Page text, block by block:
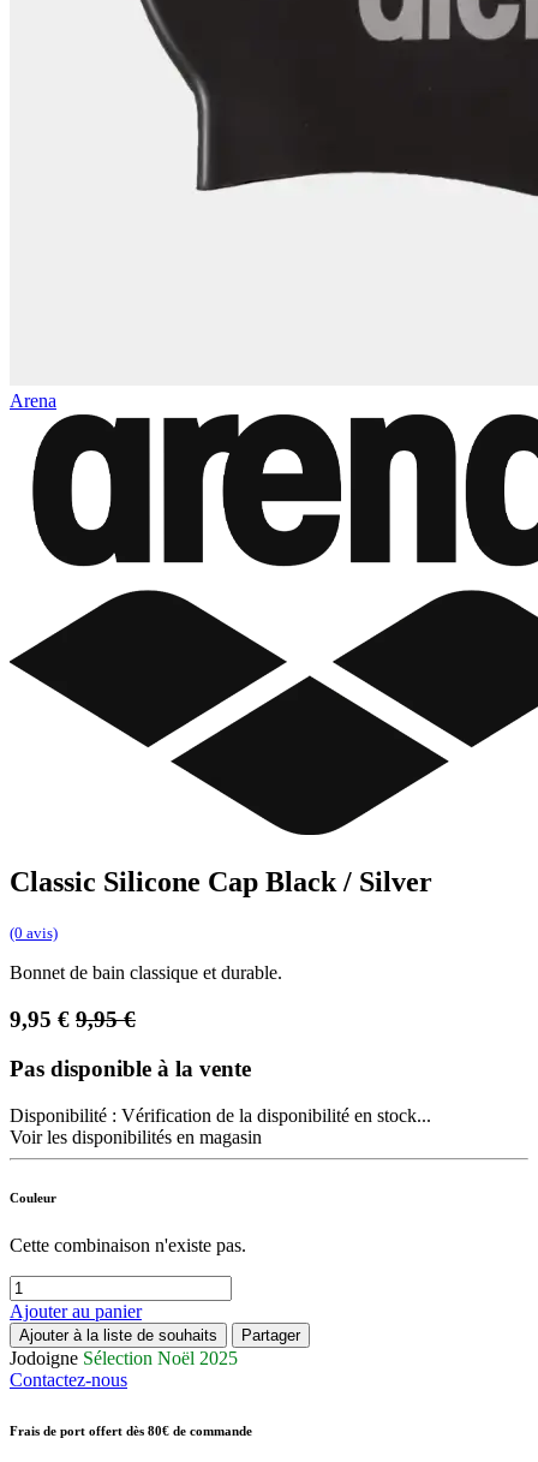
Arena
Classic Silicone Cap Black / Silver
(0 avis)
Bonnet de bain classique et durable.
9,95 € 9,95€
Pas disponible à la vente
Disponibilité : Vérification de la disponibilité en stock...
Voir les disponibilités en magasin
Couleur
Cette combinaison n'existe pas.
Ajouter au panier
Ajouter à la liste de souhaits Partager
Jodoigne Sélection Noël 2025
Contactez-nous
Frais de port offert dès 80€ de commande